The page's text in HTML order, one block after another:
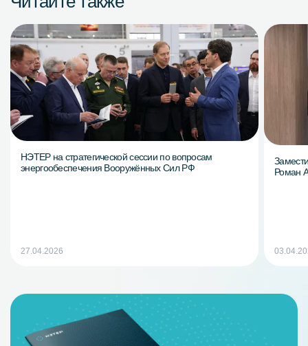
НЭТЕР на стратегической сессии по вопросам
энергообеспечения Вооружённых Сил РФ
27.04.2026
Роман